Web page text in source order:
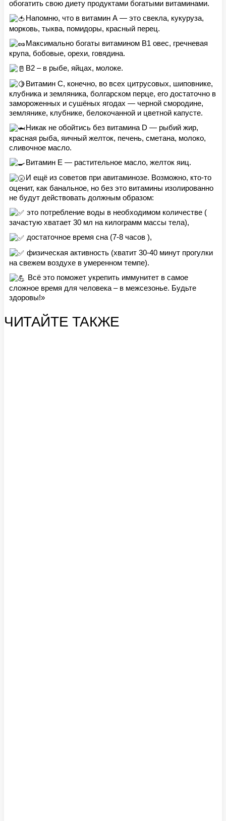
обогатить свою диету продуктами богатыми витаминами.
Напомню, что в витамин А — это свекла, кукуруза,
морковь, тыква, помидоры, красный перец.
Максимально богаты витамином B1 овес, гречневая
крупа, бобовые, орехи, говядина.
B2 – в рыбе, яйцах, молоке.
Витамин С, конечно, во всех цитрусовых, шиповнике,
клубника и земляника, болгарском перце, его достаточно в
замороженных и сушёных ягодах — черной смородине,
землянике, клубнике, белокочанной и цветной капусте.
Никак не обойтись без витамина D — рыбий жир,
красная рыба, яичный желток, печень, сметана, молоко,
сливочное масло.
Витамин Е — растительное масло, желток яиц.
И ещё из советов при авитаминозе. Возможно, кто-то
оценит, как банальное, но без это витамины изолированно
не будут действовать должным образом:
это потребление воды в необходимом количестве (
зачастую хватает 30 мл на килограмм массы тела),
достаточное время сна (7-8 часов ),
физическая активность (хватит 30-40 минут прогулки
на свежем воздухе в умеренном темпе).
Всё это поможет укрепить иммунитет в самое
сложное время для человека – в межсезонье. Будьте
здоровы!»
ЧИТАЙТЕ ТАКЖЕ